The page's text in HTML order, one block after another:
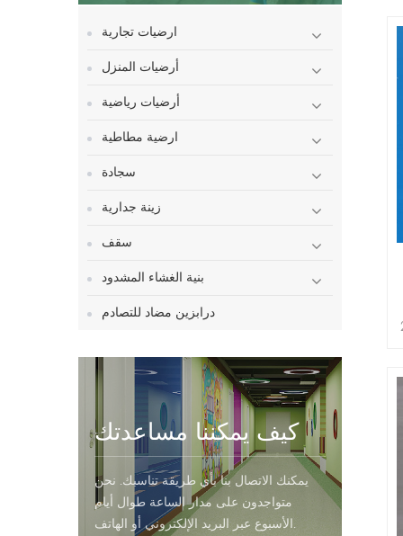
ارضيات تجارية
أرضيات المنزل
أرضيات رياضية
ارضية مطاطية
سجادة
زينة جدارية
سقف
بنية الغشاء المشدود
درابزين مضاد للتصادم
كيف يمكننا مساعدتك
يمكنك الاتصال بنا بأي طريقة تناسبك. نحن
متواجدون على مدار الساعة طوال أيام
الأسبوع عبر البريد الإلكتروني أو الهاتف.
السماكة: 2